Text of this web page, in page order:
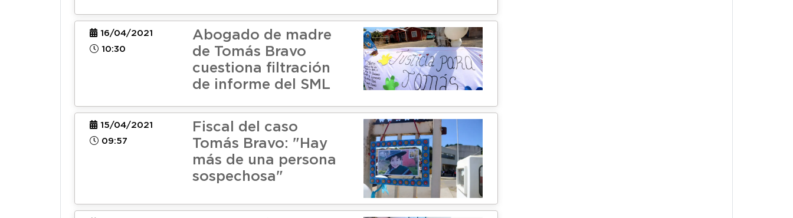
16/04/2021
10:30
Abogado de madre
de Tomás Bravo
cuestiona filtración
de informe del SML
15/04/2021
09:57
Fiscal del caso
Tomás Bravo: "Hay
más de una persona
sospechosa"